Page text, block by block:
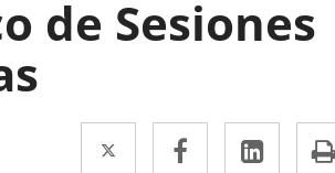
de Sesiones
Twitter
Enlace Facebook
Enlace